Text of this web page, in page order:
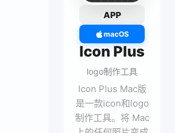
APP
macOS
Icon Plus
logo制作工具
Icon Plus Mac版
是一款icon和logo
制作工具。将 Mac